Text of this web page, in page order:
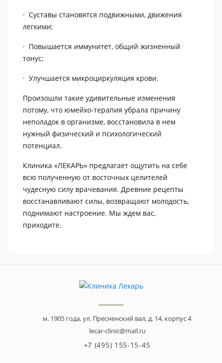
· Суставы становятся подвижными, движения
легкими;
· Повышается иммунитет, общий жизненный
тонус;
· Улучшается микроциркуляция крови.
Произошли такие удивительные изменения
потому, что юмейхо-терапия убрала причину
неполадок в организме, восстановила в нем
нужный физический и психологический
потенциал.
Клиника «ЛЕКАРЬ» предлагает ощутить на себе
всю полученную от восточных целителей
чудесную силу врачевания. Древние рецепты
восстанавливают силы, возвращают молодость,
поднимают настроение. Мы ждем вас,
приходите.
м. 1905 года, ул. Пресненский вал, д. 14, корпус 4
lecar-clinic@mail.ru
+7 (495) 155-15-45